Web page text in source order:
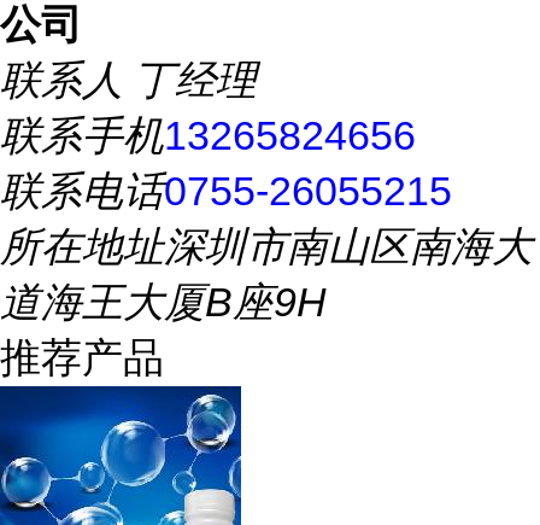
公司
联系人 丁经理
联系手机13265824656
联系电话0755-26055215
所在地址深圳市南山区南海大
道海王大厦B座9H
推荐产品